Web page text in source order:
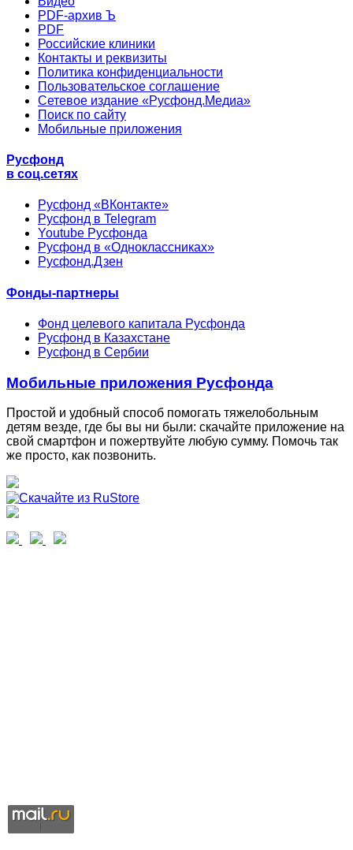
PDF-архив Ъ
PDF
Российские клиники
Контакты и реквизиты
Политика конфиденциальности
Пользовательское соглашение
Сетевое издание «Русфонд.Медиа»
Поиск по сайту
Мобильные приложения
Русфонд
в соц.сетях
Русфонд «ВКонтакте»
Русфонд в Telegram
Youtube Русфонда
Русфонд в «Одноклассниках»
Русфонд.Дзен
Фонды-партнеры
Фонд целевого капитала Русфонда
Русфонд в Казахстане
Русфонд в Сербии
Мобильные приложения Русфонда
Простой и удобный способ помогать тяжелобольным
детям везде, где бы вы ни были: скачайте приложение на
свой смартфон и пожертвуйте любую сумму. Помочь так
же просто, как позвонить.